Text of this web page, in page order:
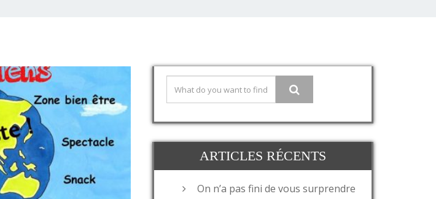
ARTICLES RÉCENTS
On n’a pas fini de vous surprendre